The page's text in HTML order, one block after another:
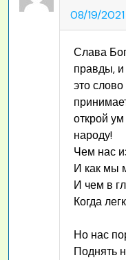
08/19/
Слава
правды,
это
открой
народу!
Чем нас
И как мы
И чем в
Когда
Но нас
Поднять